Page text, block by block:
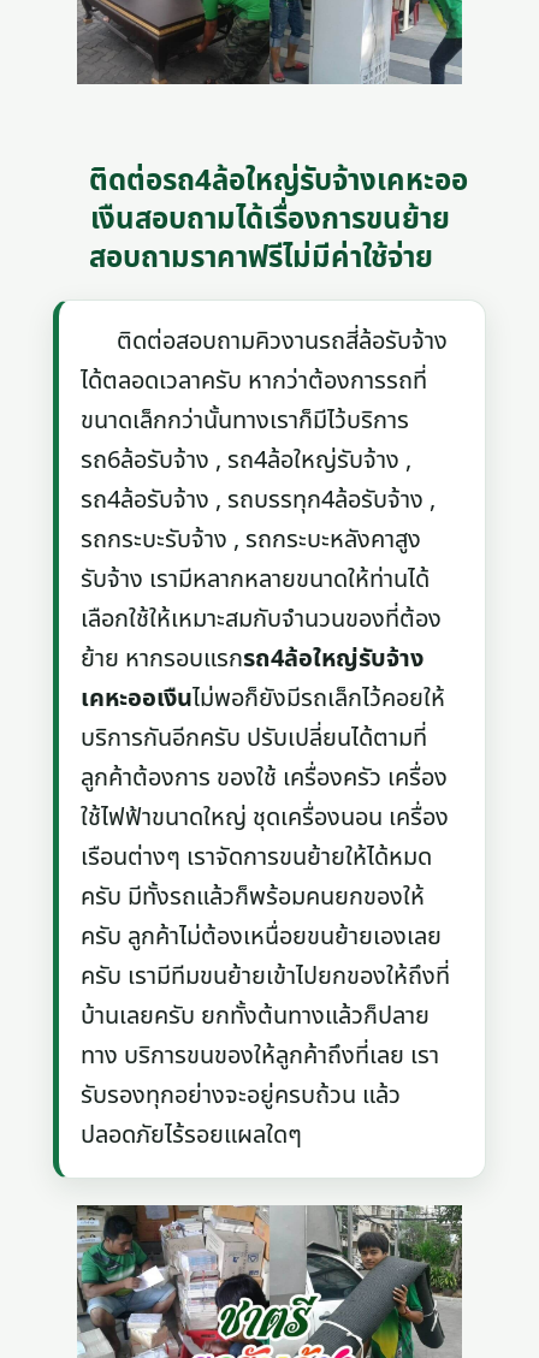
ติดต่อรถ4ล้อใหญ่รับจ้างเคหะออ
เงืนสอบถามได้เรื่องการขนย้าย
สอบถามราคาฟรีไม่มีค่าใช้จ่าย
ติดต่อสอบถามคิวงานรถสี่ล้อรับจ้าง
ได้ตลอดเวลาครับ หากว่าต้องการรถที่
ขนาดเล็กกว่านั้นทางเราก็มีไว้บริการ
รถ6ล้อรับจ้าง , รถ4ล้อใหญ่รับจ้าง ,
รถ4ล้อรับจ้าง , รถบรรทุก4ล้อรับจ้าง ,
รถกระบะรับจ้าง , รถกระบะหลังคาสูง
รับจ้าง เรามีหลากหลายขนาดให้ท่านได้
เลือกใช้ให้เหมาะสมกับจำนวนของที่ต้อง
ย้าย หากรอบแรกรถ4ล้อใหญ่รับจ้าง
เคหะออเงืนไม่พอก็ยังมีรถเล็กไว้คอยให้
บริการกันอีกครับ ปรับเปลี่ยนได้ตามที่
ลูกค้าต้องการ ของใช้ เครื่องครัว เครื่อง
ใช้ไฟฟ้าขนาดใหญ่ ชุดเครื่องนอน เครื่อง
เรือนต่างๆ เราจัดการขนย้ายให้ได้หมด
ครับ มีทั้งรถแล้วก็พร้อมคนยกของให้
ครับ ลูกค้าไม่ต้องเหนื่อยขนย้ายเองเลย
ครับ เรามีทีมขนย้ายเข้าไปยกของให้ถึงที่
บ้านเลยครับ ยกทั้งต้นทางแล้วก็ปลาย
ทาง บริการขนของให้ลูกค้าถึงที่เลย เรา
รับรองทุกอย่างจะอยู่ครบถ้วน แล้ว
ปลอดภัยไร้รอยแผลใดๆ